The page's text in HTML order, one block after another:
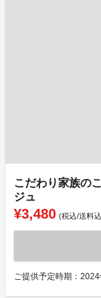
こだわり家族の
ジュ
¥3,480 (税込/送料
ご提供予定時期：